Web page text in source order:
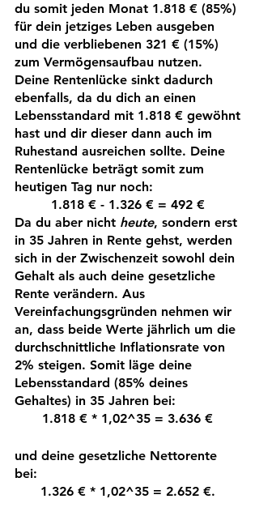
du somit jeden Monat 1.818 € (85%)
für dein jetziges Leben ausgeben
und die verbliebenen 321 € (15%)
zum Vermögensaufbau nutzen.
Deine Rentenlücke sinkt dadurch
ebenfalls, da du dich an einen
Lebensstandard mit 1.818 € gewöhnt
hast und dir dieser dann auch im
Ruhestand ausreichen sollte. Deine
Rentenlücke beträgt somit zum
heutigen Tag nur noch:
1.818 € - 1.326 € = 492 €
Da du aber nicht heute, sondern erst
in 35 Jahren in Rente gehst, werden
sich in der Zwischenzeit sowohl dein
Gehalt als auch deine gesetzliche
Rente verändern. Aus
Vereinfachungsgründen nehmen wir
an, dass beide Werte jährlich um die
durchschnittliche Inflationsrate von
2% steigen. Somit läge deine
Lebensstandard (85% deines
Gehaltes) in 35 Jahren bei:
1.818 € * 1,02^35 = 3.636 €
und deine gesetzliche Nettorente
bei:
1.326 € * 1,02^35 = 2.652 €.